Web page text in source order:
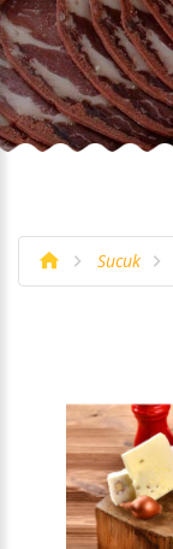
Sucuk